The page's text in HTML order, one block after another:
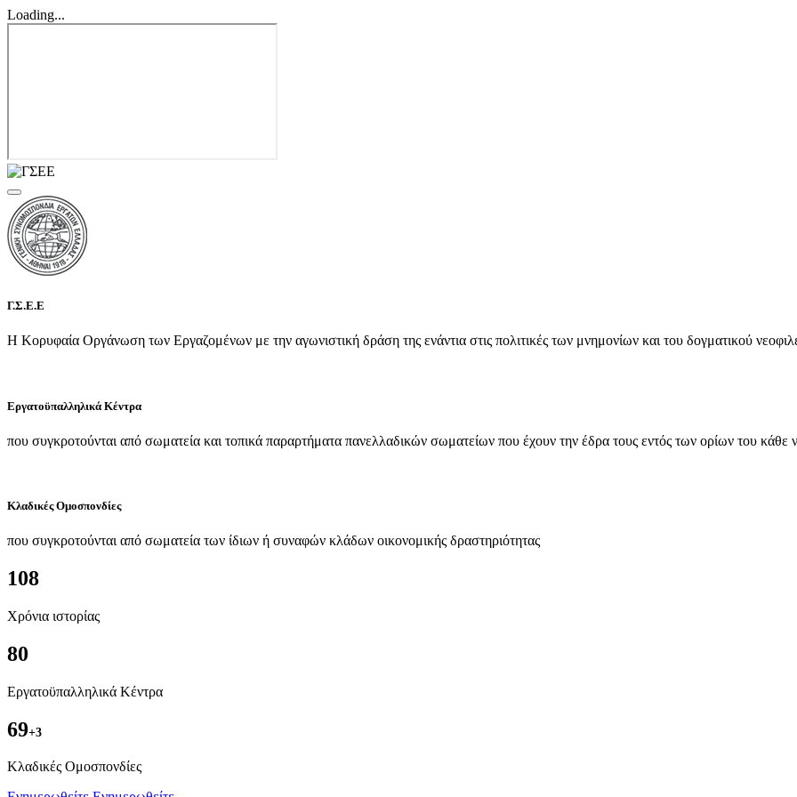
Loading...
Γ.Σ.Ε.Ε
Η Κορυφαία Οργάνωση των Εργαζομένων με την αγωνιστική δράση της ενάντια στις πολιτικές των μνημονίων και του δογματικού
Εργατοϋπαλληλικά Κέντρα
που συγκροτούνται από σωματεία και τοπικά παραρτήματα πανελλαδικών σωματείων που έχουν την έδρα τους εντός των ορίων του κάθε
Κλαδικές Ομοσπονδίες
που συγκροτούνται από σωματεία των ίδιων ή συναφών κλάδων οικονομικής δραστηριότητας
108
Χρόνια ιστορίας
80
Εργατοϋπαλληλικά Κέντρα
69+3
Kλαδικές Ομοσπονδίες